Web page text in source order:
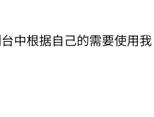
中根据自己的需要使用我